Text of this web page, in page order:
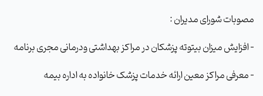
مصوبات شورای مدیران :
- افزایش میزان بیتوته پزشکان در مراکز بهداشتی ودرمانی مجری برنامه
- معرفی مراکز معین ارائه خدمات پزشک خانواده به اداره بیمه